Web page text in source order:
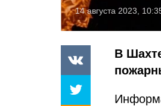
14 августа 2023,
В